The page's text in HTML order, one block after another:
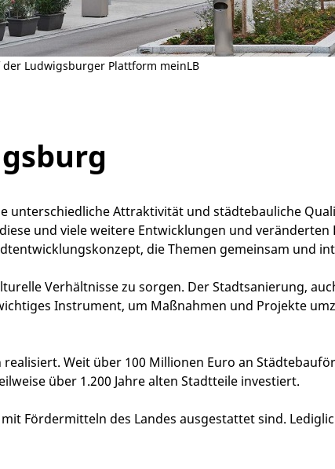
Ludwigsburger Plattform meinLB
unterschiedliche Attraktivität und städtebauliche
und viele weitere Entwicklungen und veränderten
die Themen gemeinsam und
Verhältnisse zu sorgen. Der Stadtsanierung,
Instrument, um Maßnahmen und Projekte
Weit über 100 Millionen Euro an
über 1.200 Jahre alten Stadtteile investiert.
Fördermitteln des Landes ausgestattet sind.